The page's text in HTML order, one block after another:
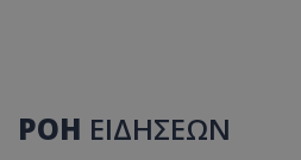
ΡΟΗ ΕΙΔΗΣΕΩΝ